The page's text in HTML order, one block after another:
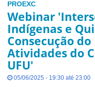
PROEXC
Webinar
Indígenas e
Consecução
Atividades do
UFU'
05/06/2025 - 19:30 até 23:00